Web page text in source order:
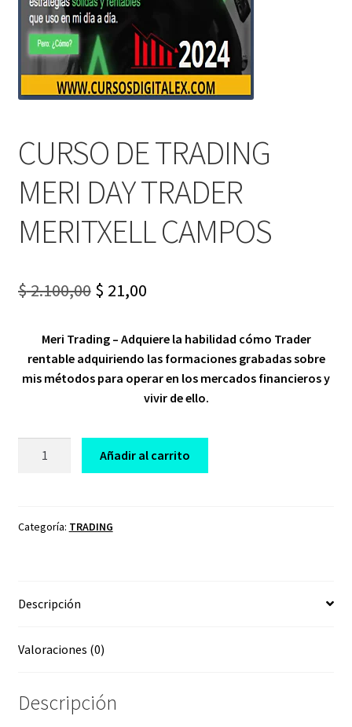
CURSO DE TRADING
MERI DAY TRADER
MERITXELL CAMPOS
$2.100,00 Original
was:
$ 2.100,00.
$ 21,00Current
is:
$ 21,00.
Meri Trading – Adquiere la habilidad cómo Trader
rentable adquiriendo las formaciones grabadas sobre
mis métodos para operar en los mercados financieros y
vivir de ello.
DAY
cantidad
Añadir al carrito
Categoría: TRADING
Descripción
Valoraciones (0)
Descripción